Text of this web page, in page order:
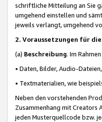
schriftliche Mitteilung an Sie
umgehend einstellen und
jeweils verlangt, umgehend
2. Voraussetzungen für
(a) Beschreibung. Im
• Daten, Bilder, Audio-
• Textmaterialien, wie
Neben den vorstehenden
Zusammenhang mit Creators
jeden Musterquellcode bzw.